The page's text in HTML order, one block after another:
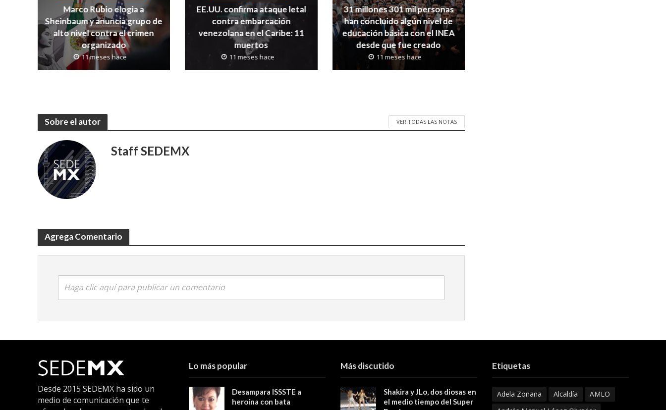
Marco Rubio elogia a
Sheinbaum y anuncia grupo de
alto nivel contra el crimen
organizado
11 meses hace
EE.UU. confirma ataque letal
contra embarcación
venezolana en el Caribe: 11
muertos
11 meses hace
31 millones 301 mil personas
han concluido algún nivel de
educación básica con el INEA
desde que fue creado
11 meses hace
Sobre el autor VER TODAS LAS NOTAS
Staff SEDEMX
Agrega Comentario
Haga clic aquí para publicar un comentario
Desde 2015 SEDEMX ha sido un
medio de comunicación que te
Lo más popular
Desampara ISSSTE a
heroína con bata
Más discutido
Shakira y JLo, dos diosas en
el medio tiempo del Super
Etiquetas
Adela Zonana Alcaldía
AMLO